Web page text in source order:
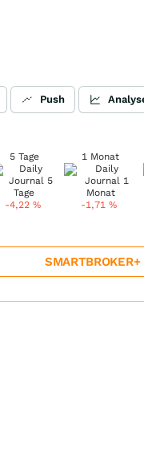
Push
5 Tage
-4,22 %
1 Monat
-1,71%